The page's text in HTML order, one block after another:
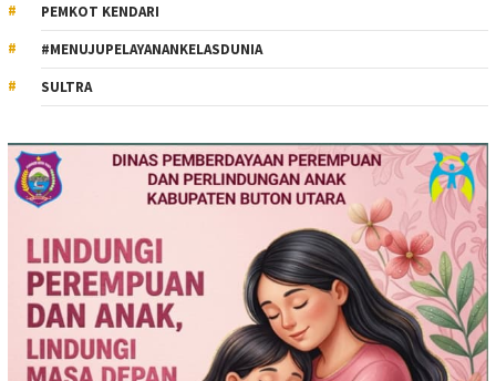
PEMKOT KENDARI
#MENUJUPELAYANANKELASDUNIA
SULTRA